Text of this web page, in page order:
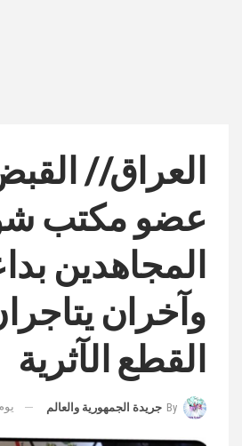
العراق//
عضو مكتب
المجاهدين
وآخران
القطع الآثرية
By جريدة الجمهورية والعالم